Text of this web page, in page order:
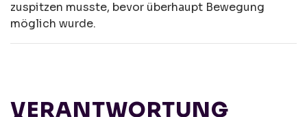
zuspitzen musste, bevor überhaupt Bewegung
möglich wurde.
VERANTWORTUNG